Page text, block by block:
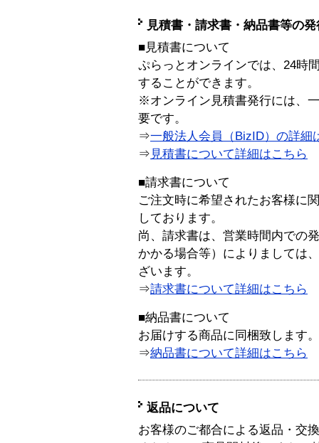
見積書・請求書・納品書等の
■見積書について
ぷらっとオンラインでは、24時
することができます。
※オンライン見積書発行には、
要です。
⇒一般法人会員（BizID）の詳細
⇒ 見積書について詳細はこちら
■請求書について
ご注文時に希望されたお客様に
しております。
尚、請求書は、営業時間内での
かかる場合等）によりましては
ざいます。
⇒請求書について詳細はこちら
■納品書について
お届けする商品に同梱致します。
⇒納品書について詳細はこちら
返品について
お客様のご都合による返品・交